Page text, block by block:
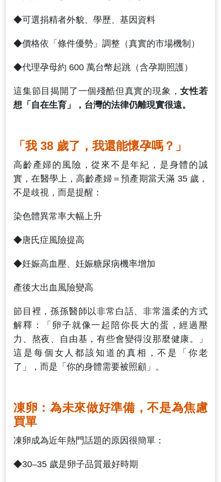
◆可選捐精者外貌、學歷、基因資料
◆價格依「條件優勢」調整（真實的市場機制）
◆代理孕母約 600 萬台幣起跳（含孕期照護）
這集節目揭開了一個殘酷但真實的現象，女性若
想「自在生育」，台灣的法律仍離現實很遠。
「我 38 歲了，我還能懷孕嗎？」
高齡產婦的風險，從來不是年紀，是身體的誠
實，在醫學上，高齡產婦＝預產期當天滿 35 歲，
不是歧視，而是提醒：
染色體異常率大幅上升
◆唐氏症風險提高
◆妊娠高血壓、妊娠糖尿病機率增加
產後大出血風險變高
節目裡，孫孫醫師以非常白話、非常溫柔的方式
解釋：「卵子就像一起陪你長大的蛋，經過壓
力、熬夜、自由基，有些會變得沒那麼健康。」
這是每個女人都該知道的真相，不是「你老
了」，而是「你的身體需要被照顧」。
凍卵：為未來做好準備，不是為焦慮
買單
凍卵成為近年熱門話題的原因很簡單：
◆30–35 歲是卵子品質最好時期